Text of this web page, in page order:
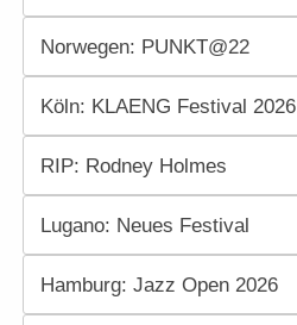
Norwegen: PUNKT@22
Köln: KLAENG Festival 2026
RIP: Rodney Holmes
Lugano: Neues Festival
Hamburg: Jazz Open 2026